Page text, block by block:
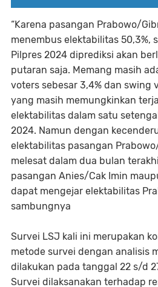
“Karena pasangan Prabowo/
menembus elektabilitas 50,3%,
Pilpres 2024 diprediksi akan
putaran saja. Memang masih
voters sebesar 3,4% dan swing
yang masih memungkinkan
elektabilitas dalam satu
2024. Namun dengan
elektabilitas pasangan
melesat dalam dua bulan
pasangan Anies/Cak Imin
dapat mengejar elektabilitas
sambungnya
Survei LSJ kali ini merupakan
metode survei dengan analisis
dilakukan pada tanggal 22 s/d
Survei dilaksanakan terhadap